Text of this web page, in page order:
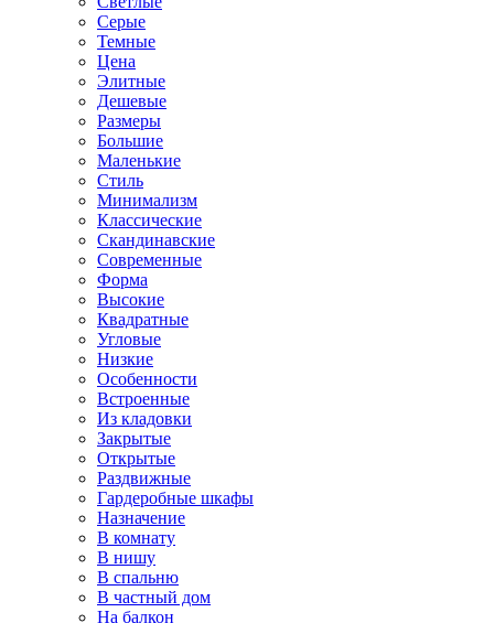
Серые
Темные
Цена
Элитные
Дешевые
Размеры
Большие
Маленькие
Стиль
Минимализм
Классические
Скандинавские
Современные
Форма
Высокие
Квадратные
Угловые
Низкие
Особенности
Встроенные
Из кладовки
Закрытые
Открытые
Раздвижные
Гардеробные шкафы
Назначение
В комнату
В нишу
В спальню
В частный дом
На балкон